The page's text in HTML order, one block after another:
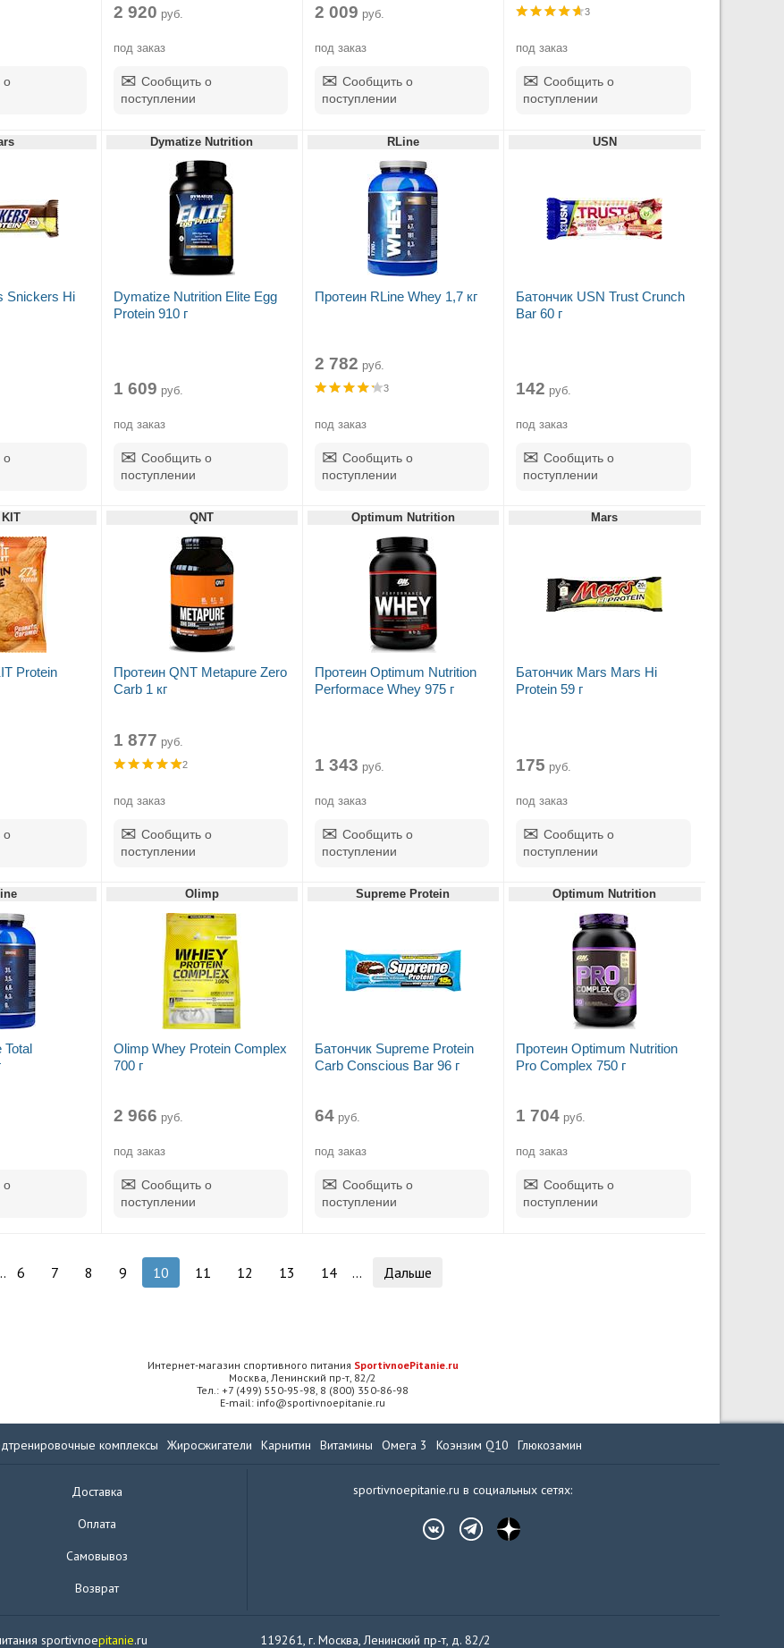
о
2 920 руб.
под заказ
Сообщить о
поступлении
2 009 руб.
под заказ
Сообщить о
поступлении
3
под заказ
Сообщить о
поступлении
Snickers Hi
о
Dymatize Nutrition
Dymatize Nutrition Elite Egg
Protein 910 г
1 609 руб.
под заказ
Сообщить о
поступлении
RLine
Протеин RLine Whey 1,7 кг
2 782 руб.
3
под заказ
Сообщить о
поступлении
USN
Батончик USN Trust Crunch
Bar 60 г
142 руб.
под заказ
Сообщить о
поступлении
KIT
Protein
о
QNT
Протеин QNT Metapure Zero
Carb 1 кг
1 877 руб.
2
под заказ
Сообщить о
поступлении
Optimum Nutrition
Протеин Optimum Nutrition
Performace Whey 975 г
1 343 руб.
под заказ
Сообщить о
поступлении
Mars
Батончик Mars Mars Hi
Protein 59 г
175 руб.
под заказ
Сообщить о
поступлении
Total
о
Olimp
Olimp Whey Protein Complex
700 г
2 966 руб.
под заказ
Сообщить о
поступлении
Supreme Protein
Батончик Supreme Protein
Carb Conscious Bar 96 г
64руб.
под заказ
Сообщить о
поступлении
Optimum Nutrition
Протеин Optimum Nutrition
Pro Complex 750 г
1 704руб.
под заказ
Сообщить о
поступлении
6 7 8 9 10 11 12 13 14 ... Дальше
Интернет-магазин спортивного питания SportivnoePitanie.ru
Москва, Ленинский пр-т, 82/2
Тел.: +7 (499) 550-95-98, 8 (800) 350-86-98
E-mail: info@sportivnoepitanie.ru
комплексы Жиросжигатели Карнитин Витамины Омега 3 Коэнзим Q10 Глюкозамин
Доставка
Оплата
Самовывоз
Возврат
sportivnoepitanie.ru в социальных сетях:
sportivnoepitanie.ru 119261, г. Москва, Ленинский пр-т, д. 82/2